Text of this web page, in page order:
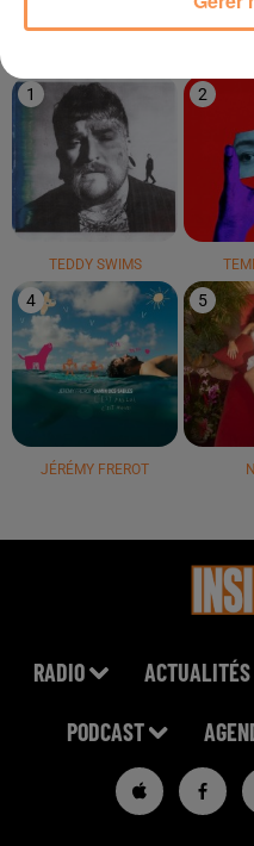
LE TOP
1
TEDDY SWIMS
2
4
JÉRÉMY FREROT
5
RADIO ACTUALITÉS
PODCAST